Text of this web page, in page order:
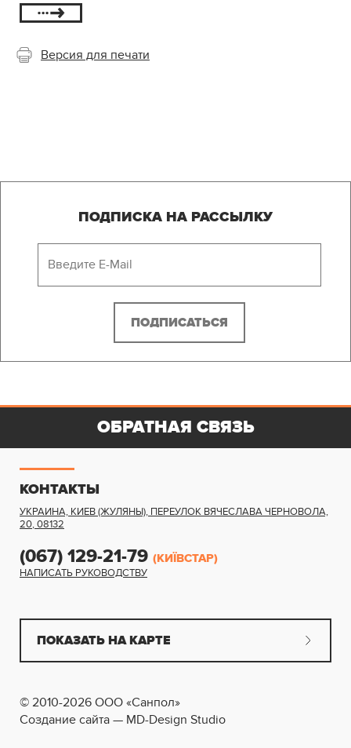
Версия для печати
ПОДПИСКА НА РАССЫЛКУ
КОНТАКТЫ
УКРАИНА, КИЕВ (ЖУЛЯНЫ), ПЕРЕУЛОК ВЯЧЕСЛАВА ЧЕРНОВОЛА,
20,08132
(067) 129-21-79 (КИЇВСТАР)
НАПИСАТЬ РУКОВОДСТВУ
ПОКАЗАТЬ НА КАРТЕ
© 2010-2026 ООО «Санпол»
Создание сайта — MD-Design Studio
ОБРАТНАЯ СВЯЗЬ